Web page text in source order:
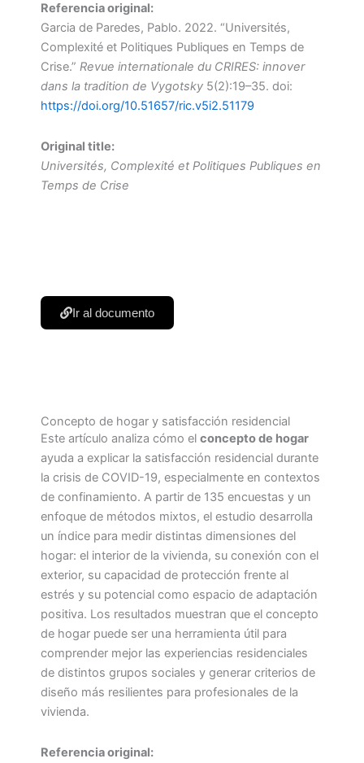
Referencia original:
Garcia de Paredes, Pablo. 2022. “Universités,
Complexité et Politiques Publiques en Temps de
Crise.” Revue internationale du CRIRES: innover
dans la tradition de Vygotsky 5(2):19–35. doi:
https://doi.org/10.51657/ric.v5i2.51179
Original title:
Universités, Complexité et Politiques Publiques en
Temps de Crise
Ir al documento
Concepto de hogar y satisfacción residencial
Este artículo analiza cómo el concepto de hogar
ayuda a explicar la satisfacción residencial durante
la crisis de COVID-19, especialmente en contextos
de confinamiento. A partir de 135 encuestas y un
enfoque de métodos mixtos, el estudio desarrolla
un índice para medir distintas dimensiones del
hogar: el interior de la vivienda, su conexión con el
exterior, su capacidad de protección frente al
estrés y su potencial como espacio de adaptación
positiva. Los resultados muestran que el concepto
de hogar puede ser una herramienta útil para
comprender mejor las experiencias residenciales
de distintos grupos sociales y generar criterios de
diseño más resilientes para profesionales de la
vivienda.
Referencia original: